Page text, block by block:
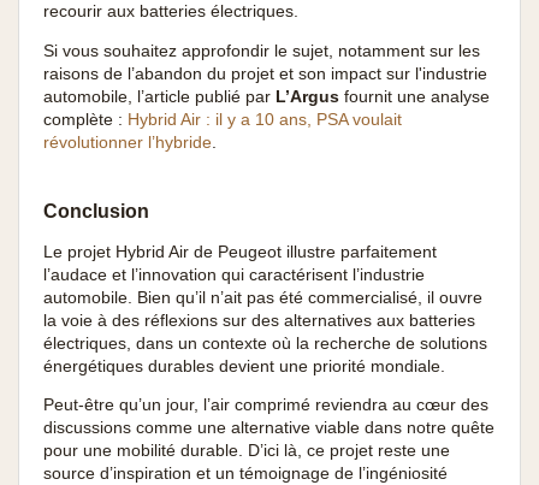
recourir aux batteries électriques.
Si vous souhaitez approfondir le sujet, notamment sur les
raisons de l’abandon du projet et son impact sur l'industrie
automobile, l’article publié par L’Argus fournit une analyse
complète : Hybrid Air : il y a 10 ans, PSA voulait
révolutionner l’hybride
Conclusion
Le projet Hybrid Air de Peugeot illustre parfaitement
l’audace et l’innovation qui caractérisent l’industrie
automobile. Bien qu’il n’ait pas été commercialisé, il ouvre
la voie à des réflexions sur des alternatives aux batteries
électriques, dans un contexte où la recherche de solutions
énergétiques durables devient une priorité mondiale.
Peut-être qu’un jour, l’air comprimé reviendra au cœur des
discussions comme une alternative viable dans notre quête
pour une mobilité durable. D’ici là, ce projet reste une
source d’inspiration et un témoignage de l’ingéniosité